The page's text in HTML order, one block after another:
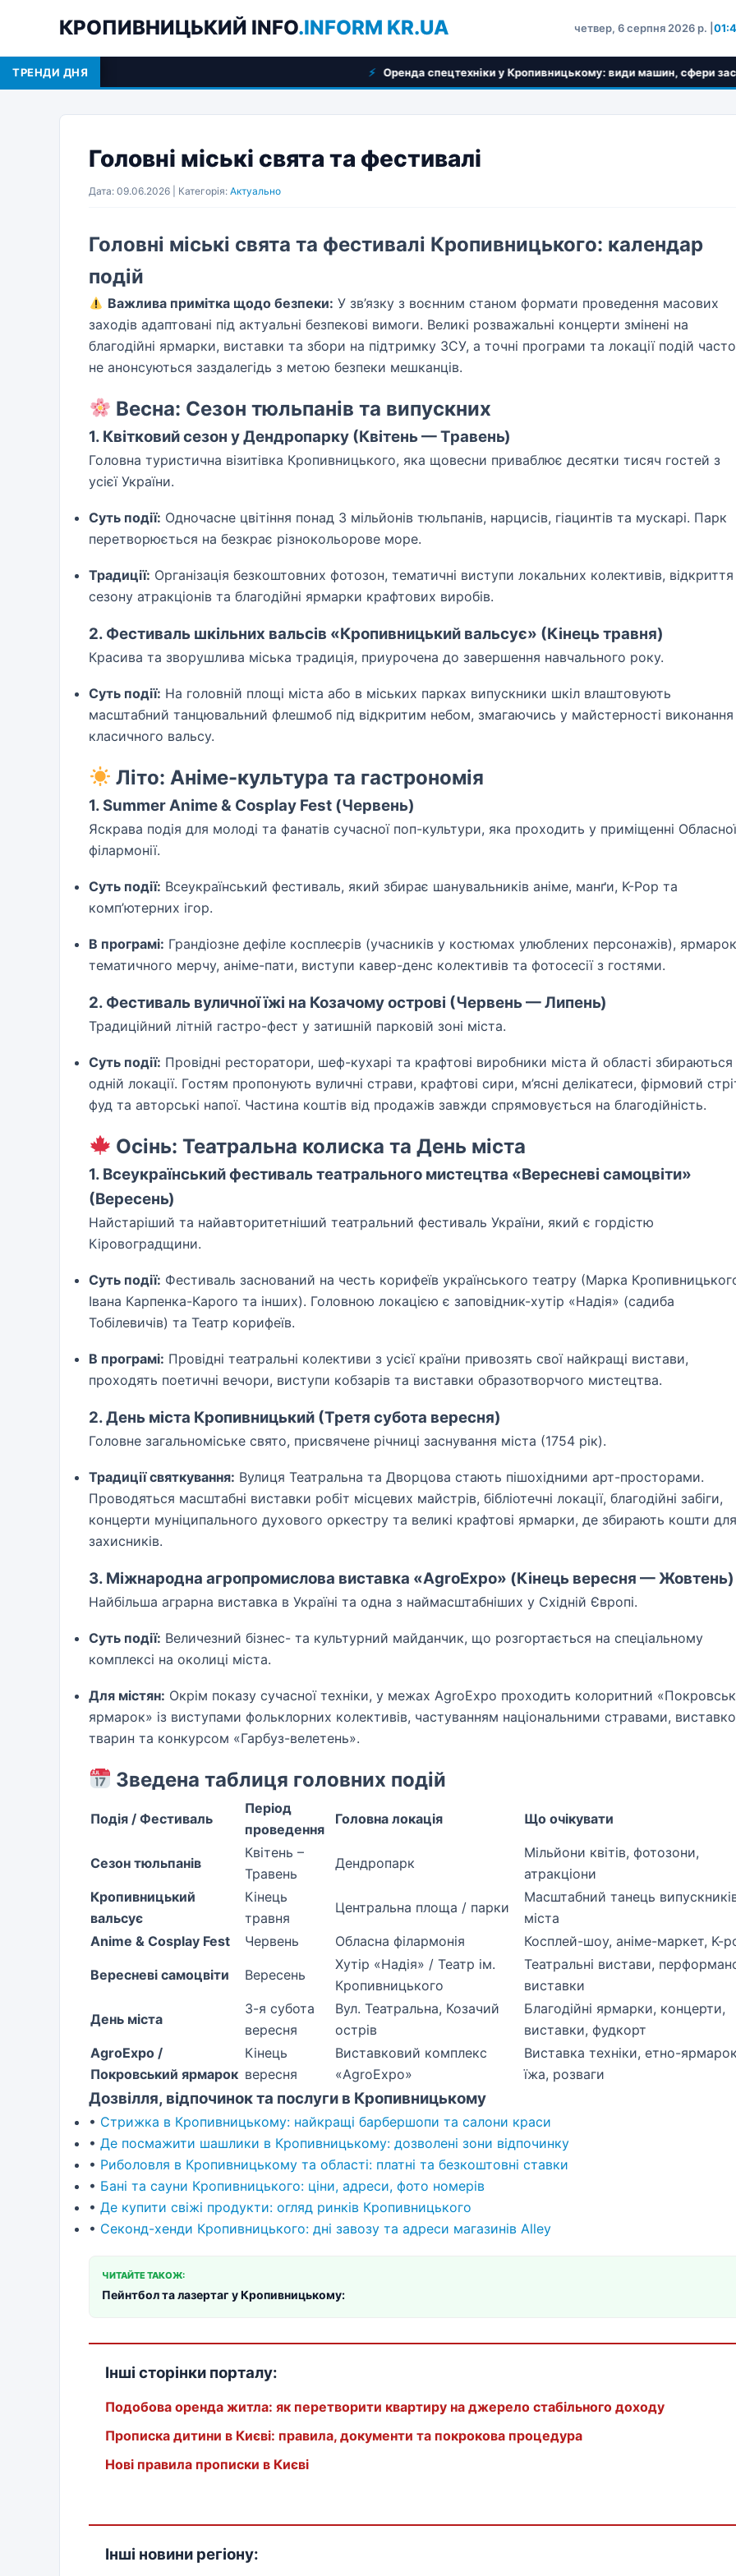
КРОПИВНИЦЬКИЙ INFO.INFORM KR.UA четвер, 6 серпня 2026 р. |
ТРЕНДИ ДНЯ Оренда спецтехніки у Кропивницькому: види машин, сфери застосування та
Головні міські свята та фестивалі
Дата: 09.06.2026 | Категорія: Актуально
Головні міські свята та фестивалі Кропивницького: календар
подій
Важлива примітка щодо безпеки: У зв’язку з воєнним станом формати проведення масових
заходів адаптовані під актуальні безпекові вимоги. Великі розважальні концерти змінені на
благодійні ярмарки, виставки та збори на підтримку ЗСУ, а точні програми та локації подій часто
не анонсуються заздалегідь з метою безпеки мешканців.
Весна: Сезон тюльпанів та випускних
1. Квітковий сезон у Дендропарку (Квітень — Травень)
Головна туристична візитівка Кропивницького, яка щовесни приваблює десятки тисяч гостей з
усієї України.
Суть події: Одночасне цвітіння понад 3 мільйонів тюльпанів, нарцисів, гіацинтів та мускарі. Парк
перетворюється на безкрає різнокольорове море.
Традиції: Організація безкоштовних фотозон, тематичні виступи локальних колективів, відкриття
сезону атракціонів та благодійні ярмарки крафтових виробів.
2. Фестиваль шкільних вальсів «Кропивницький вальсує» (Кінець травня)
Красива та зворушлива міська традиція, приурочена до завершення навчального року.
Суть події: На головній площі міста або в міських парках випускники шкіл влаштовують
масштабний танцювальний флешмоб під відкритим небом, змагаючись у майстерності виконання
класичного вальсу.
Літо: Аніме-культура та гастрономія
1. Summer Anime & Cosplay Fest (Червень)
Яскрава подія для молоді та фанатів сучасної поп-культури, яка проходить у приміщенні Обласної
філармонії.
Суть події: Всеукраїнський фестиваль, який збирає шанувальників аніме, манґи, K-Pop та
комп’ютерних ігор.
В програмі: Грандіозне дефіле косплеєрів (учасників у костюмах улюблених персонажів), ярмарок
тематичного мерчу, аніме-пати, виступи кавер-денс колективів та фотосесії з гостями.
2. Фестиваль вуличної їжі на Козачому острові (Червень — Липень)
Традиційний літній гастро-фест у затишній парковій зоні міста.
Суть події: Провідні ресторатори, шеф-кухарі та крафтові виробники міста й області збираються
одній локації. Гостям пропонують вуличні страви, крафтові сири, м’ясні делікатеси, фірмовий
фуд та авторські напої. Частина коштів від продажів завжди спрямовується на благодійність.
Осінь: Театральна колиска та День міста
1. Всеукраїнський фестиваль театрального мистецтва «Вересневі самоцвіти»
(Вересень)
Найстаріший та найавторитетніший театральний фестиваль України, який є гордістю
Кіровоградщини.
Суть події: Фестиваль заснований на честь корифеїв українського театру (Марка
Івана Карпенка-Карого та інших). Головною локацією є заповідник-хутір «Надія» (садиба
Тобілевичів) та Театр корифеїв.
В програмі: Провідні театральні колективи з усієї країни привозять свої найкращі вистави,
проходять поетичні вечори, виступи кобзарів та виставки образотворчого мистецтва.
2. День міста Кропивницький (Третя субота вересня)
Головне загальноміське свято, присвячене річниці заснування міста (1754 рік).
Традиції святкування: Вулиця Театральна та Дворцова стають пішохідними арт-просторами.
Проводяться масштабні виставки робіт місцевих майстрів, бібліотечні локації, благодійні забіги,
концерти муніципального духового оркестру та великі крафтові ярмарки, де збирають кошти для
захисників.
3. Міжнародна агропромислова виставка «AgroExpo» (Кінець вересня — Жовтень)
Найбільша аграрна виставка в Україні та одна з наймасштабніших у Східній Європі.
Суть події: Величезний бізнес- та культурний майданчик, що розгортається на спеціальному
комплексі на околиці міста.
Для містян: Окрім показу сучасної техніки, у межах AgroExpo проходить колоритний
ярмарок» із виступами фольклорних колективів, частуванням національними стравами,
тварин та конкурсом «Гарбуз-велетень».
Зведена таблиця головних подій
Подія / Фестиваль
Період
проведення
Головна локація Що очікувати
Сезон тюльпанів
Квітень –
Травень
Дендропарк
Мільйони квітів, фотозони,
атракціони
Кропивницький
вальсує
Кінець
травня
Центральна площа / парки
Масштабний танець
міста
Anime & Cosplay Fest
Червень Обласна філармонія Косплей-шоу, аніме-маркет, K-
Вересневі самоцвіти Вересень
Хутір «Надія» / Театр ім.
Кропивницького
Театральні вистави,
виставки
День міста
3-я субота
вересня
Вул. Театральна, Козачий
острів
Благодійні ярмарки, концерти,
виставки, фудкорт
AgroExpo /
Покровський ярмарок
Кінець
вересня
Виставковий комплекс
«AgroExpo»
Виставка техніки, етно-
їжа, розваги
Дозвілля, відпочинок та послуги в Кропивницькому
• Стрижка в Кропивницькому: найкращі барбершопи та салони краси
• Де посмажити шашлики в Кропивницькому: дозволені зони відпочинку
• Риболовля в Кропивницькому та області: платні та безкоштовні ставки
• Бані та сауни Кропивницького: ціни, адреси, фото номерів
• Де купити свіжі продукти: огляд ринків Кропивницького
• Секонд-хенди Кропивницького: дні завозу та адреси магазинів Alley
ЧИТАЙТЕ ТАКОЖ:
Пейнтбол та лазертаг у Кропивницькому:
Інші сторінки порталу:
Подобова оренда житла: як перетворити квартиру на джерело стабільного доходу
Прописка дитини в Києві: правила, документи та покрокова процедура
Нові правила прописки в Києві
Інші новини регіону: